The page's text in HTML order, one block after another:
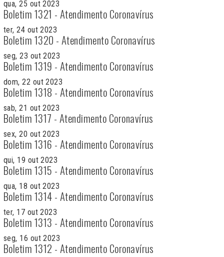
qua, 25 out 2023
Boletim 1321 - Atendimento Coronavírus
ter, 24 out 2023
Boletim 1320 - Atendimento Coronavírus
seg, 23 out 2023
Boletim 1319 - Atendimento Coronavírus
dom, 22 out 2023
Boletim 1318 - Atendimento Coronavírus
sab, 21 out 2023
Boletim 1317 - Atendimento Coronavírus
sex, 20 out 2023
Boletim 1316 - Atendimento Coronavírus
qui, 19 out 2023
Boletim 1315 - Atendimento Coronavírus
qua, 18 out 2023
Boletim 1314 - Atendimento Coronavírus
ter, 17 out 2023
Boletim 1313 - Atendimento Coronavírus
seg, 16 out 2023
Boletim 1312 - Atendimento Coronavírus